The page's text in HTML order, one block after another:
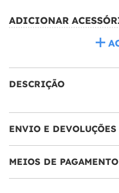
ADICIONAR
DESCRIÇÃO
ENVIO E DEVOLUÇÕES
MEIOS DE PAGAMENTO